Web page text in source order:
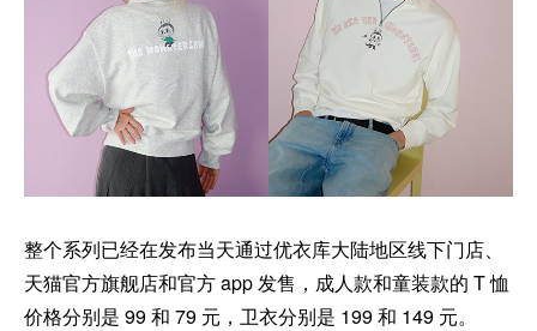
整个系列已经在发布当天通过优衣库大陆地区线下门店、
天猫官方旗舰店和官方 app 发售，成人款和童装款的 T 恤
价格分别是 99 和 79 元，卫衣分别是 199 和 149 元。